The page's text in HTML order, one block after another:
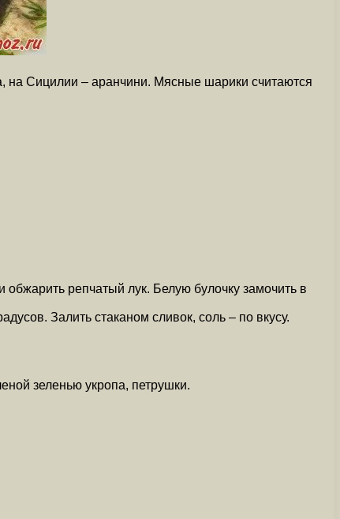
на Сицилии – аранчини. Мясные шарики считаются
репчатый лук. Белую булочку замочить в
Залить стаканом сливок, соль – по вкусу.
зеленью укропа, петрушки.